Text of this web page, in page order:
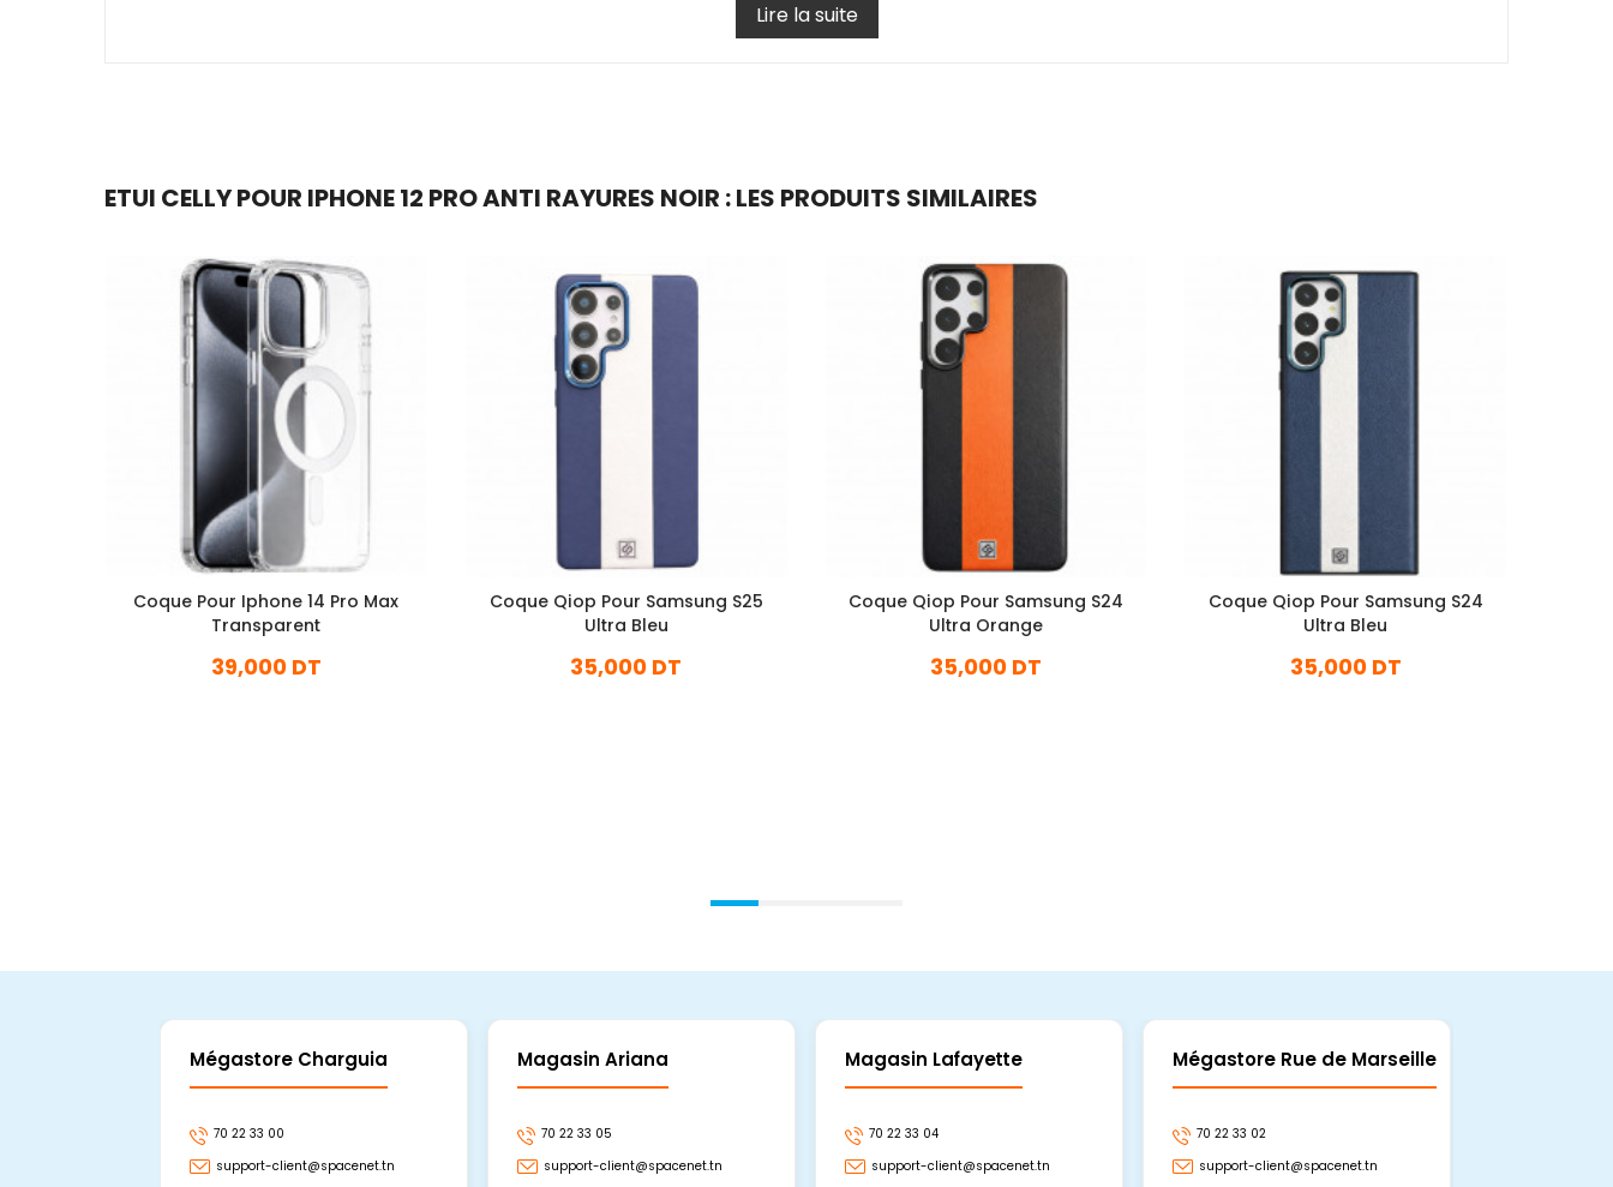
Lire la suite
ETUI CELLY POUR IPHONE 12 PRO ANTI RAYURES NOIR : LES PRODUITS SIMILAIRES
Coque Pour Iphone 14 Pro Max
Transparent
39,000 DT
Coque Qiop Pour Samsung S25
Ultra Bleu
35,000 DT
Coque Qiop Pour Samsung S24
Ultra Orange
35,000 DT
Coque Qiop Pour Samsung S24
Ultra Bleu
35,000 DT
Mégastore Charguia
70 22 33 00
support-client@spacenet.tn
Magasin Ariana
70 22 33 05
support-client@spacenet.tn
Magasin Lafayette
70 22 33 04
support-client@spacenet.tn
Mégastore Rue de Marseille
70 22 33 02
support-client@spacenet.tn